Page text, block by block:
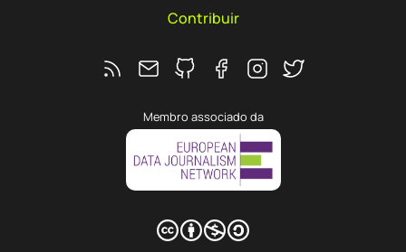
Contribuir
Membro associado da
CC BY-NC-SA